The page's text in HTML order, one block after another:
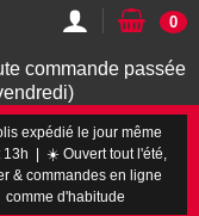
commande passée
0
expédié le jour même
13h | ☀️ Ouvert tout l'été,
& commandes en ligne
comme d'habitude